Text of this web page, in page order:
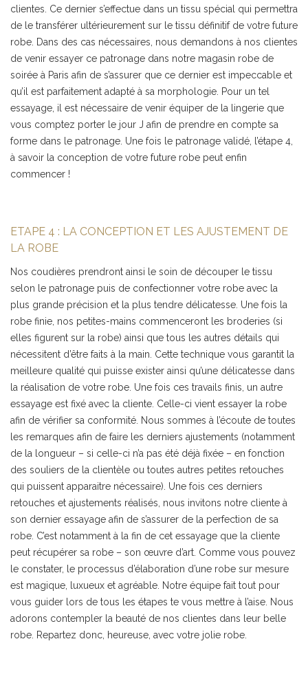
clientes. Ce dernier s’effectue dans un tissu spécial qui permettra
de le transférer ultérieurement sur le tissu définitif de votre future
robe. Dans des cas nécessaires, nous demandons à nos clientes
de venir essayer ce patronage dans notre magasin robe de
soirée à Paris afin de s’assurer que ce dernier est impeccable et
qu’il est parfaitement adapté à sa morphologie. Pour un tel
essayage, il est nécessaire de venir équiper de la lingerie que
vous comptez porter le jour J afin de prendre en compte sa
forme dans le patronage. Une fois le patronage validé, l’étape 4,
à savoir la conception de votre future robe peut enfin
commencer !
ETAPE 4 : LA CONCEPTION ET LES AJUSTEMENT DE
LA ROBE
Nos coudières prendront ainsi le soin de découper le tissu
selon le patronage puis de confectionner votre robe avec la
plus grande précision et la plus tendre délicatesse. Une fois la
robe finie, nos petites-mains commenceront les broderies (si
elles figurent sur la robe) ainsi que tous les autres détails qui
nécessitent d’être faits à la main. Cette technique vous garantit la
meilleure qualité qui puisse exister ainsi qu’une délicatesse dans
la réalisation de votre robe. Une fois ces travails finis, un autre
essayage est fixé avec la cliente. Celle-ci vient essayer la robe
afin de vérifier sa conformité. Nous sommes à l’écoute de toutes
les remarques afin de faire les derniers ajustements (notamment
de la longueur – si celle-ci n’a pas été déjà fixée – en fonction
des souliers de la clientèle ou toutes autres petites retouches
qui puissent apparaitre nécessaire). Une fois ces derniers
retouches et ajustements réalisés, nous invitons notre cliente à
son dernier essayage afin de s’assurer de la perfection de sa
robe. C’est notamment à la fin de cet essayage que la cliente
peut récupérer sa robe – son œuvre d’art. Comme vous pouvez
le constater, le processus d’élaboration d’une robe sur mesure
est magique, luxueux et agréable. Notre équipe fait tout pour
vous guider lors de tous les étapes te vous mettre à l’aise. Nous
adorons contempler la beauté de nos clientes dans leur belle
robe. Repartez donc, heureuse, avec votre jolie robe.